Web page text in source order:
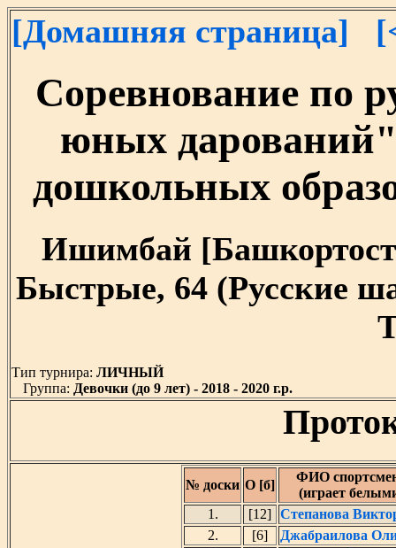
[Домашняя страница]
Соревнование по
юных дарований"
дошкольных
Ишимбай
Быстрые, 64 (Русские
Тип турнира: ЛИЧНЫЙ
Группа: Девочки (до 9 лет) - 2018 - 2020 г.р.
№ доски О [б]
ФИО
(играет
1.
[12] Степанова
2.
[6]
Джабраилова